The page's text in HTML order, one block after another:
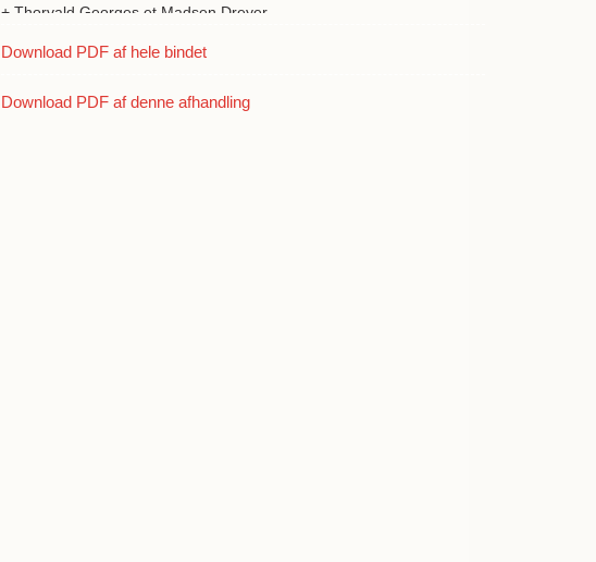
+ Thorvald Georges et Madsen Dreyer
Download PDF af hele bindet
Download PDF af denne afhandling